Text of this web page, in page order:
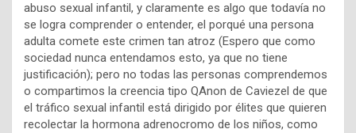
abuso sexual infantil, y claramente es algo que todavía no
se logra comprender o entender, el porqué una persona
adulta comete este crimen tan atroz (Espero que como
sociedad nunca entendamos esto, ya que no tiene
justificación); pero no todas las personas comprendemos
o compartimos la creencia tipo QAnon de Caviezel de que
el tráfico sexual infantil está dirigido por élites que quieren
recolectar la hormona adrenocromo de los niños, como